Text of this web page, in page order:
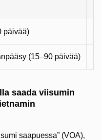
päivää)
(15–90 päivää)
saada viisumin
saapuessa” (VOA),